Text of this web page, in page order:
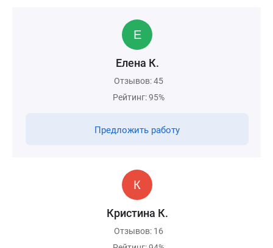
Елена К.
Отзывов: 45
Рейтинг: 95%
Предложить работу
Кристина К.
Отзывов: 16